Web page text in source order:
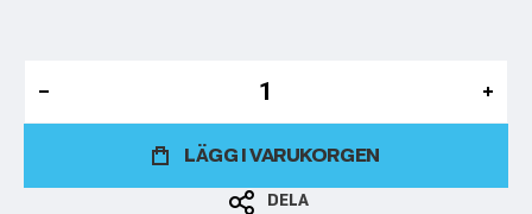
LÄGG I VARUKORGEN
DELA